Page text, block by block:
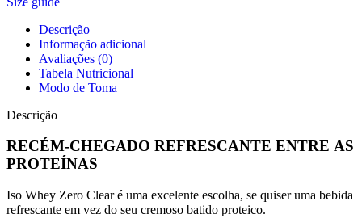
Descrição
Informação adicional
Avaliações (0)
Tabela Nutricional
Modo de Toma
Descrição
RECÉM-CHEGADO REFRESCANTE ENTRE AS
PROTEÍNAS
Iso Whey Zero Clear é uma excelente escolha, se quiser uma bebida
refrescante em vez do seu cremoso batido proteico.